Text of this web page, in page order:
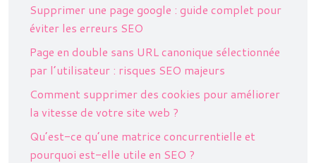
Supprimer une page google : guide complet pour
éviter les erreurs SEO
Page en double sans URL canonique sélectionnée
par l’utilisateur : risques SEO majeurs
Comment supprimer des cookies pour améliorer
la vitesse de votre site web ?
Qu’est-ce qu’une matrice concurrentielle et
pourquoi est-elle utile en SEO ?